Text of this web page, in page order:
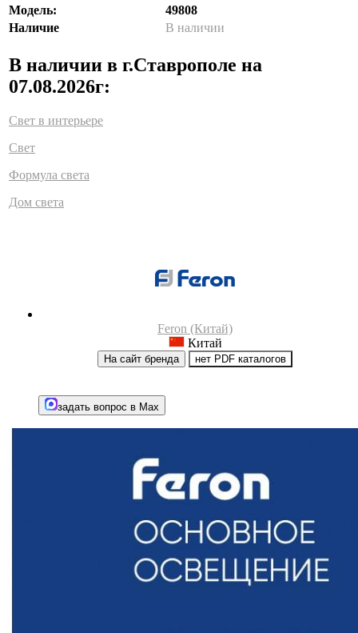
Модель:
49808
Наличие
В наличии
В наличии в г.Ставрополе на
07.08.2026г:
Свет в интерьере
Свет
Формула света
Дом света
Feron (Китай)
Китай
На сайт бренда нет PDF каталогов
задать вопрос в Max